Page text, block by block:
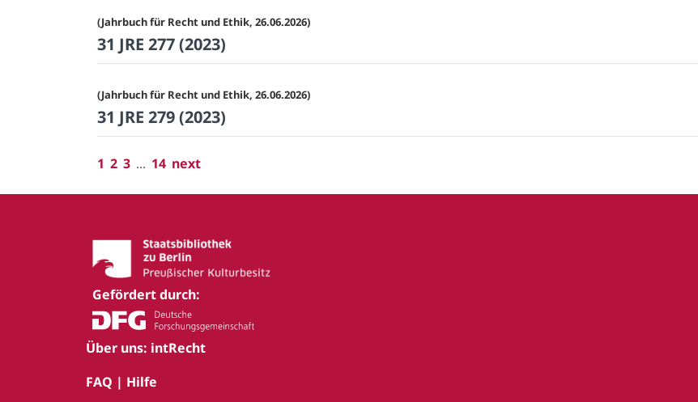
(Jahrbuch für Recht und Ethik, 26.06.2026)
31 JRE 277 (2023)
(Jahrbuch für Recht und Ethik, 26.06.2026)
31 JRE 279 (2023)
1 2 3 ... 14 next
Gefördert durch:
Über uns: intRecht
FAQ | Hilfe